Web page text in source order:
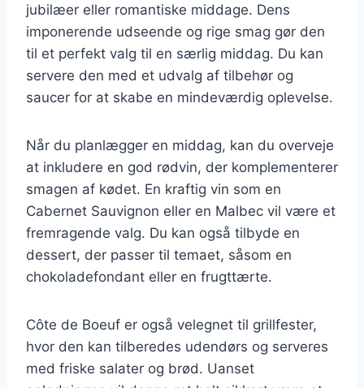
jubilæer eller romantiske middage. Dens
imponerende udseende og rige smag gør den
til et perfekt valg til en særlig middag. Du kan
servere den med et udvalg af tilbehør og
saucer for at skabe en mindeværdig oplevelse.
Når du planlægger en middag, kan du overveje
at inkludere en god rødvin, der komplementerer
smagen af kødet. En kraftig vin som en
Cabernet Sauvignon eller en Malbec vil være et
fremragende valg. Du kan også tilbyde en
dessert, der passer til temaet, såsom en
chokoladefondant eller en frugttærte.
Côte de Boeuf er også velegnet til grillfester,
hvor den kan tilberedes udendørs og serveres
med friske salater og brød. Uanset